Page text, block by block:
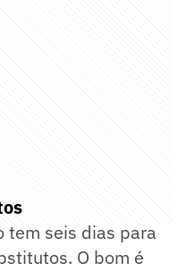
tem seis dias para
O bom é